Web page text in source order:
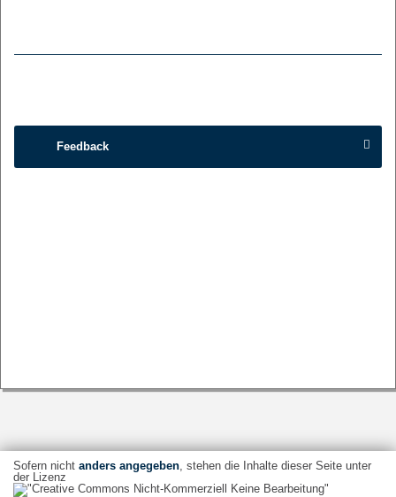
Feedback
Sofern nicht anders angegeben, stehen die Inhalte dieser Seite unter
der Lizenz